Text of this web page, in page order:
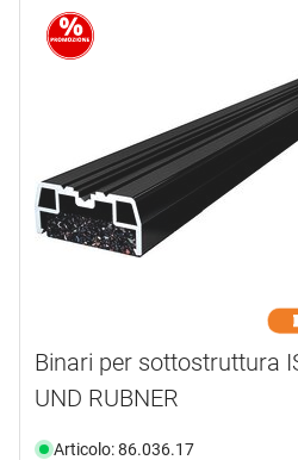
Binari per sottostruttura
UND RUBNER
Articolo: 86.036.17